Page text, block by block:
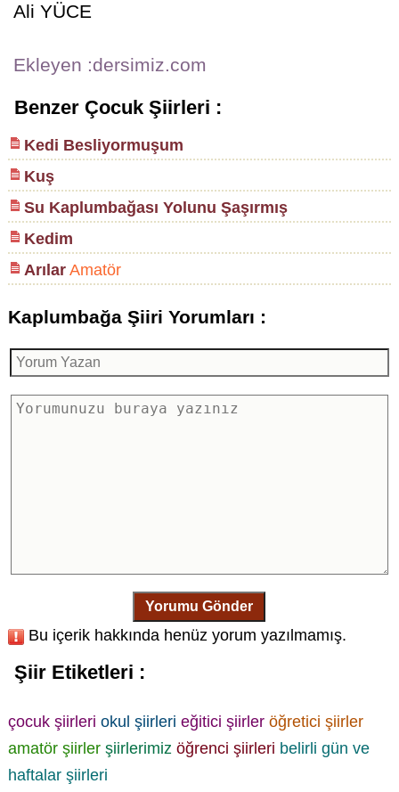
Ali YÜCE
Ekleyen :dersimiz.com
Benzer Çocuk Şiirleri :
Kedi Besliyormuşum
Kuş
Su Kaplumbağası Yolunu Şaşırmış
Kedim
ArılarAmatör
Kaplumbağa Şiiri Yorumları :
Yorumu Gönder
Bu içerik hakkında henüz yorum yazılmamış.
Şiir Etiketleri :
çocuk şiirleri okul şiirleri eğitici şiirler öğretici şiirler
amatör şiirler şiirlerimiz öğrenci şiirleri belirli gün ve
haftalar şiirleri